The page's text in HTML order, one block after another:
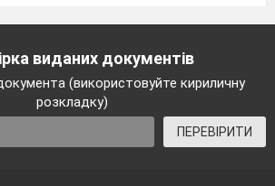
виданих документів
(використовуйте кириличну
розкладку)
ПЕРЕВІРИТИ